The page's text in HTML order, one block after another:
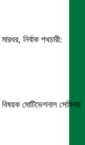
নির্বাক পথচারী:
বিষয়ক মোটিভেশনাল সেমিনার